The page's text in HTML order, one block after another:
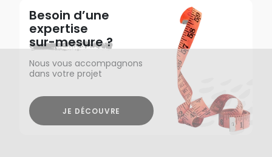
Besoin d’une
expertise
sur-mesure ?
Nous vous accompagnons
dans votre projet
JE DÉCOUVRE